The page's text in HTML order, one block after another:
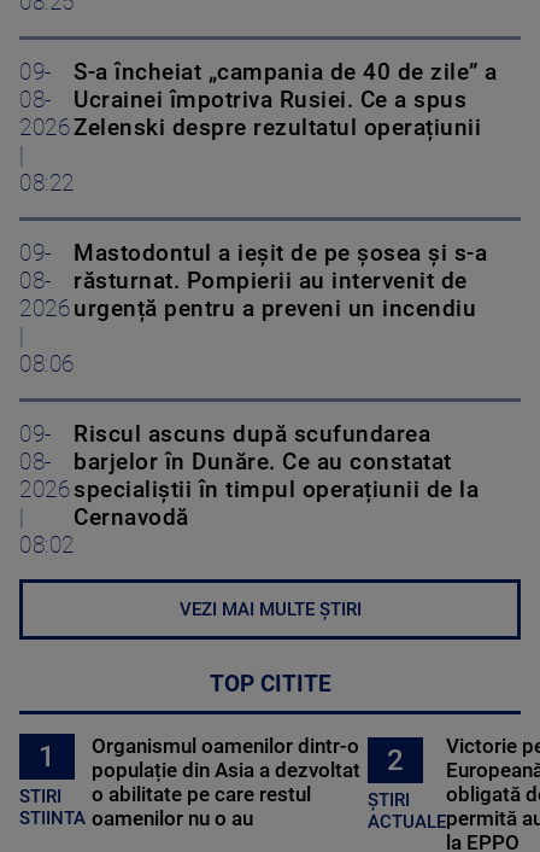
09-
08-
2026
08:22
S-a încheiat „campania de 40 de zile” a
Ucrainei împotriva Rusiei. Ce a spus
Zelenski despre rezultatul operațiunii
09-
08-
2026
08:06
Mastodontul a ieșit de pe șosea și s-a
răsturnat. Pompierii au intervenit de
urgență pentru a preveni un incendiu
09-
08-
2026
08:02
Riscul ascuns după scufundarea
barjelor în Dunăre. Ce au constatat
specialiștii în timpul operațiunii de la
Cernavodă
VEZI MAI MULTE ȘTIRI
TOP CITITE
1
STIRI
STIINTA
Organismul oamenilor dintr-o
populație din Asia a dezvoltat
o abilitate pe care restul
oamenilor nu o au
2
ȘTIRI
ACTUALE
Victorie
obligată
permită
la EPPO